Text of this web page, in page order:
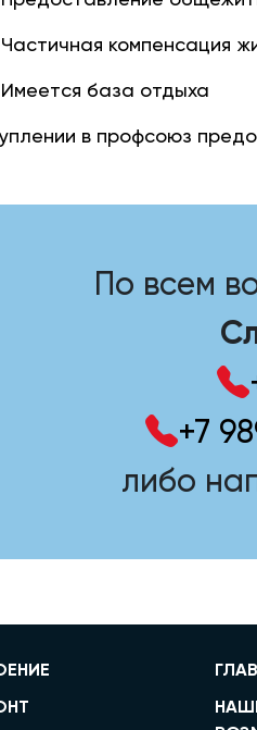
Частичная компенсация
Имеется база отдыха
в профсоюз
По всем
+7
либо